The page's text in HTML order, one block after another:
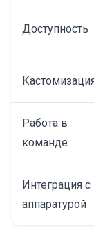
Доступность
Работа в
команде
Интеграция с
аппаратурой